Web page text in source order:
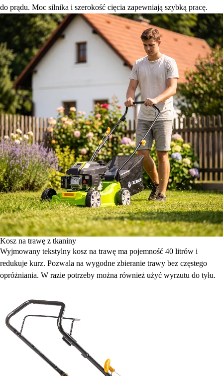
do prądu. Moc silnika i szerokość cięcia zapewniają szybką pracę.
Kosz na trawę z tkaniny
Wyjmowany tekstylny kosz na trawę ma pojemność 40 litrów i
redukuje kurz. Pozwala na wygodne zbieranie trawy bez częstego
opróżniania. W razie potrzeby można również użyć wyrzutu do tyłu.